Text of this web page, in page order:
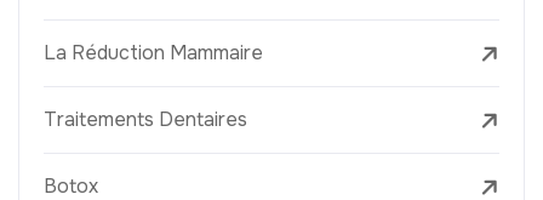
La Réduction Mammaire
Traitements Dentaires
Botox